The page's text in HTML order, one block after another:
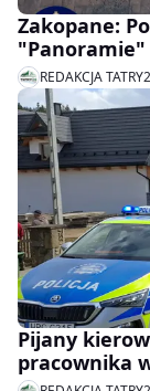
Zakopane:
"Panoramie"
REDAKCJA
Pijany
pracownika